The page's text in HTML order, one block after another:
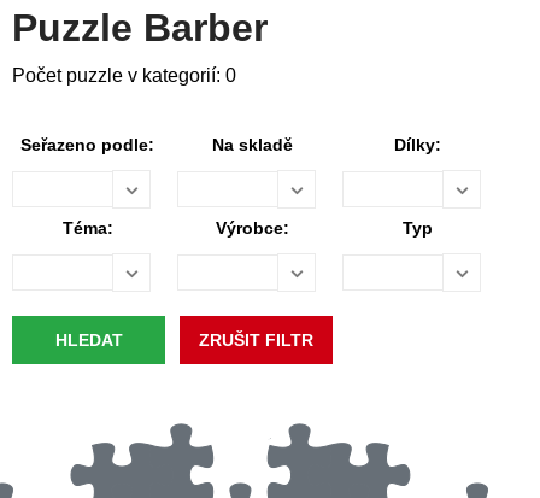
Puzzle Barber
Počet puzzle v kategorií: 0
Seřazeno podle: Na skladě Dílky:
Téma: Výrobce: Typ